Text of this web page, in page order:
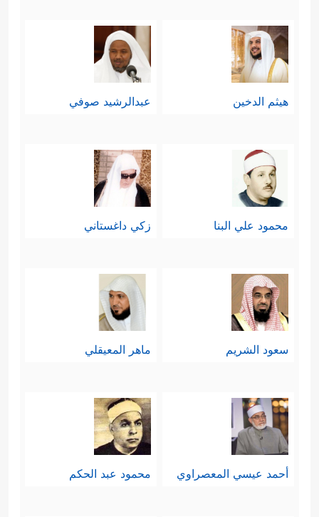
هيثم الدخين عبدالرشيد صوفي
محمود علي البنا زكي داغستاني
سعود الشريم ماهر المعيقلي
أحمد عيسي المعصراوي محمود عبد الحكم